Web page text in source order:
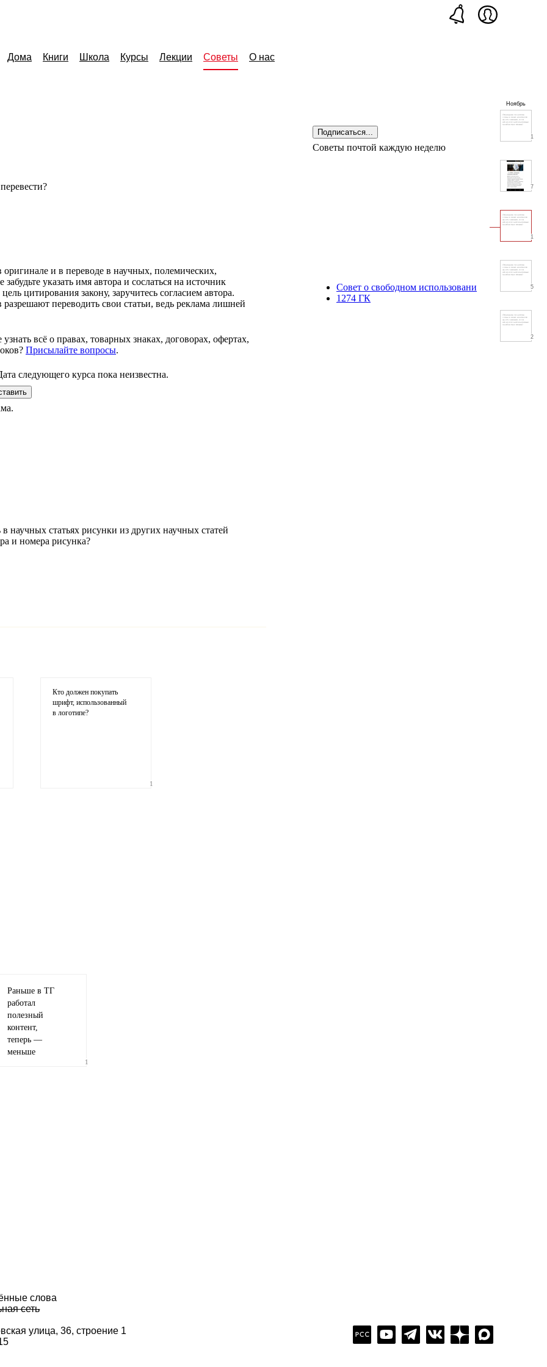
Дома Книги Школа Курсы Лекции Советы О нас
Ноябрь
1
7
1
5
2
Подписаться...
Советы почтой каждую неделю
оригинале и в переводе в научных, полемических,
указать имя автора и сослаться на источник
цитирования закону, заручитесь согласием автора.
переводить свои статьи, ведь реклама лишней
Совет о свободном использовани
1274 ГК
всё о правах, товарных знаках, договорах, офертах,
Присылайте вопросы.
следующего курса пока неизвестна.
научных статьях рисунки из других научных статей
и номера рисунка?
Кто должен покупать
шрифт, использованный
в логотипе?
1
Раньше в ТГ
работал
полезный
контент,
теперь —
меньше
1
слова
сеть
улица, 36, строение 1